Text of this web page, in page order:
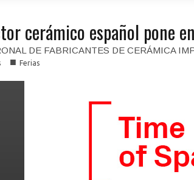
cerámico español pone
DE FABRICANTES DE CERÁMICA
■ Ferias